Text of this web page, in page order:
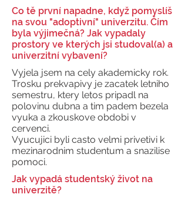
Co tě první napadne, když pomyslíš
na svou "adoptivní" univerzitu. Čím
byla výjimečná? Jak vypadaly
prostory ve kterých jsi studoval(a) a
univerzitní vybavení?
Vyjela jsem na cely akademicky rok.
Trosku prekvapivy je zacatek letniho
semestru, ktery letos pripadl na
polovinu dubna a tim padem bezela
vyuka a zkouskove obdobi v
cervenci.
Vyucujici byli casto velmi privetivi k
mezinarodnim studentum a snazilise
pomoci.
Jak vypadá studentský život na
univerzitě?